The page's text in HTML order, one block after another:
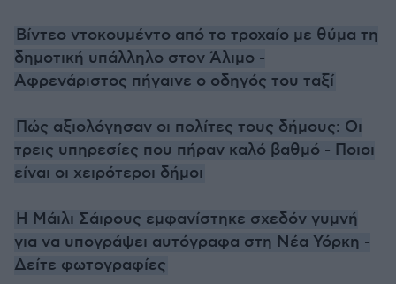
Βίντεο ντοκουμέντο από το τροχαίο με θύμα τη
δημοτική υπάλληλο στον Άλιμο -
Αφρενάριστος πήγαινε ο οδηγός του ταξί
Πώς αξιολόγησαν οι πολίτες τους δήμους: Οι
τρεις υπηρεσίες που πήραν καλό βαθμό - Ποιοι
είναι οι χειρότεροι δήμοι
H Μάιλι Σάιρους εμφανίστηκε σχεδόν γυμνή
για να υπογράψει αυτόγραφα στη Νέα Υόρκη -
Δείτε φωτογραφίες